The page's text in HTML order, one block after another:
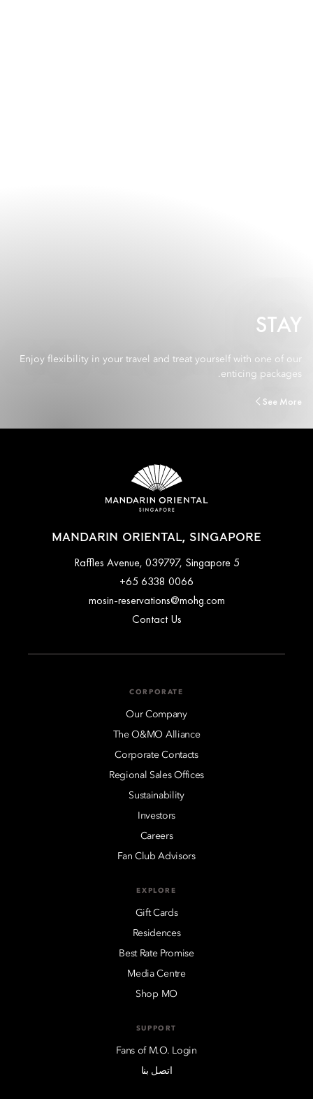
STAY
Enjoy flexibility in your travel and treat yourself with one of our
enticing packages.
See More
MANDARIN ORIENTAL, SINGAPORE
5 Raffles Avenue, 039797, Singapore
+65 6338 0066
mosin-reservations@mohg.com
Contact Us
CORPORATE
Our Company
The O&MO Alliance
Corporate Contacts
Regional Sales Offices
Sustainability
Investors
Careers
Fan Club Advisors
EXPLORE
Gift Cards
Residences
Best Rate Promise
Media Centre
Shop MO
SUPPORT
Fans of M.O. Login
اتصل بنا